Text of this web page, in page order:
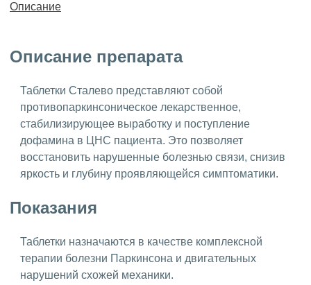
Описание
Описание препарата
Таблетки Сталево представляют собой
противопаркинсоническое лекарственное,
стабилизирующее выработку и поступление
дофамина в ЦНС пациента. Это позволяет
восстановить нарушенные болезнью связи, снизив
яркость и глубину проявляющейся симптоматики.
Показания
Таблетки назначаются в качестве комплексной
терапии болезни Паркинсона и двигательных
нарушений схожей механики.